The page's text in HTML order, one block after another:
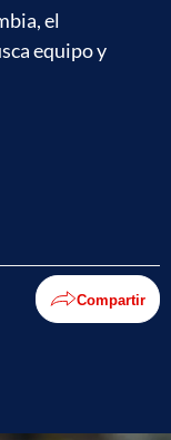
el
equipo y
Compartir